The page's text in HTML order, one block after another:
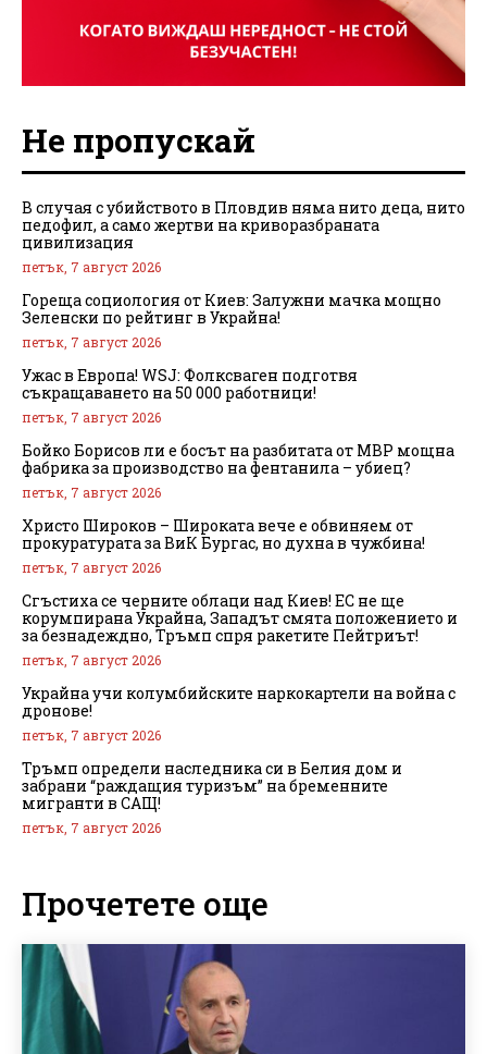
Не пропускай
В случая с убийството в Пловдив няма нито деца, нито
педофил, а само жертви на криворазбраната
цивилизация
петък, 7 август 2026
Гореща социология от Киев: Залужни мачка мощно
Зеленски по рейтинг в Украйна!
петък, 7 август 2026
Ужас в Европа! WSJ: Фолксваген подготвя
съкращаването на 50 000 работници!
петък, 7 август 2026
Бойко Борисов ли е босът на разбитата от МВР мощна
фабрика за производство на фентанила – убиец?
петък, 7 август 2026
Христо Широков – Широката вече е обвиняем от
прокуратурата за ВиК Бургас, но духна в чужбина!
петък, 7 август 2026
Сгъстиха се черните облаци над Киев! ЕС не ще
корумпирана Украйна, Западът смята положението и
за безнадеждно, Тръмп спря ракетите Пейтриът!
петък, 7 август 2026
Украйна учи колумбийските наркокартели на война с
дронове!
петък, 7 август 2026
Тръмп определи наследника си в Белия дом и
забрани “раждащия туризъм” на бременните
мигранти в САЩ!
петък, 7 август 2026
Прочетете още